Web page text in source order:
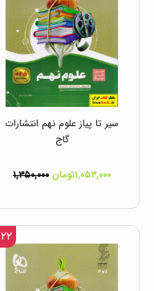
سیر تا پیاز علوم نهم انتشارات
گاج
۱,۰۵۳,۰۰۰تومان ۱,۳۵۰,۰۰۰
۲۲ %